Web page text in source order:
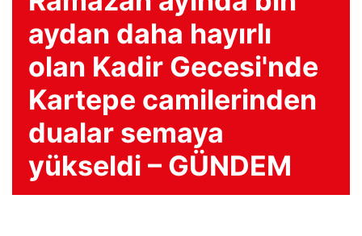
aydan daha hayırlı
olan Kadir Gecesi'nde
Kartepe camilerinden
dualar semaya
yükseldi – GÜNDEM